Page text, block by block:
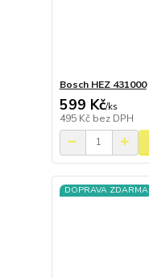
Bosch HEZ 431000
599 Kč/ks
495 Kč bez DPH
DOPRAVA ZDARMA